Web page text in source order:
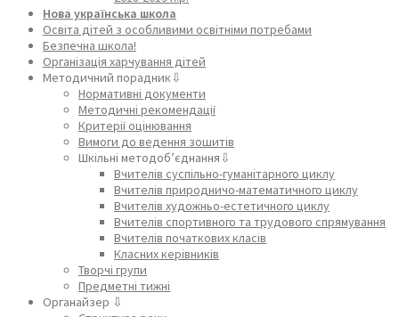
Нова українська школа
Освіта дітей з особливими освітніми потребами
Безпечна школа!
Організація харчування дітей
Методичний порадник⇩
Нормативні документи
Методичні рекомендації
Критерії оцінювання
Вимоги до ведення зошитів
Шкільні методоб’єднання⇩
Вчителів суспільно-гуманітарного циклу
Вчителів природничо-математичного циклу
Вчителів художньо-естетичного циклу
Вчителів спортивного та трудового спрямування
Вчителів початкових класів
Класних керівників
Творчі групи
Предметні тижні
Органайзер ⇩